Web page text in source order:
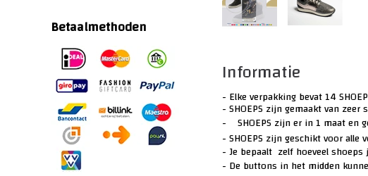
Betaalmethoden
Informatie
- Elke verpakking bevat 14
- SHOEPS zijn gemaakt van
- SHOEPS zijn er in 1 maat en
- SHOEPS zijn geschikt voor
- Je bepaalt zelf hoeveel
- De buttons in het midden